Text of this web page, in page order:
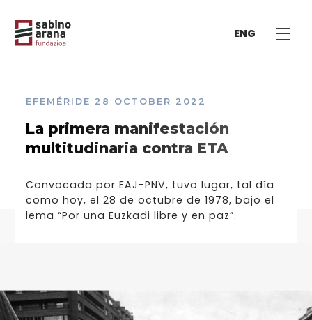
ENG
EFEMÉRIDE 28 OCTOBER 2022
La primera manifestación
multitudinaria contra ETA
Convocada por EAJ-PNV, tuvo lugar, tal día
como hoy, el 28 de octubre de 1978, bajo el
lema “Por una Euzkadi libre y en paz”.